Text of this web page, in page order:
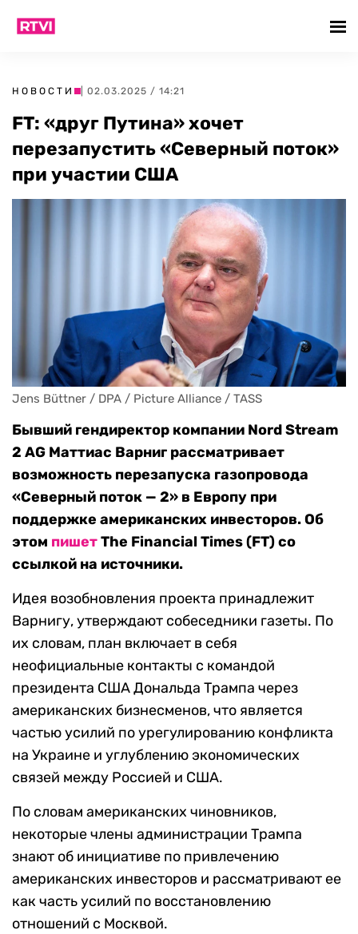
НОВОСТИ | 02.03.2025 / 14:21
FT: «друг Путина» хочет
перезапустить «Северный поток»
при участии США
Jens Büttner / DPA / Picture Alliance / TASS
Бывший гендиректор компании Nord Stream
2 AG Маттиас Варниг рассматривает
возможность перезапуска газопровода
«Северный поток — 2» в Европу при
поддержке американских инвесторов. Об
этом пишетThe Financial Times (FT) со
ссылкой на источники.
Идея возобновления проекта принадлежит
Варнигу, утверждают собеседники газеты. По
их словам, план включает в себя
неофициальные контакты с командой
президента США Дональда Трампа через
американских бизнесменов, что является
частью усилий по урегулированию конфликта
на Украине и углублению экономических
связей между Россией и США.
По словам американских чиновников,
некоторые члены администрации Трампа
знают об инициативе по привлечению
американских инвесторов и рассматривают ее
как часть усилий по восстановлению
отношений с Москвой.